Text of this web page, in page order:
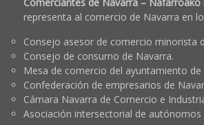
representa al comercio de Navarra en
Consejo asesor de comercio minorista
Consejo de consumo de Navarra.
Mesa de comercio del ayuntamiento de
Confederación de empresarios de
Cámara Navarra de Comercio e
Asociación intersectorial de autónomos